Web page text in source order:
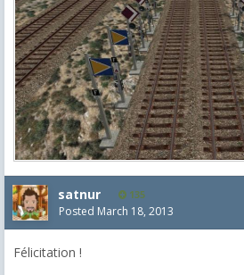
satnur 135
Posted March 18, 2013
Félicitation !